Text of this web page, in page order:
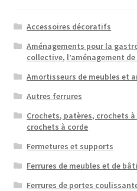
Accessoires décoratifs
Aménagements pour la
collective, l’aménagement
Amortisseurs de meubles et
Autres ferrures
Crochets, patères, crochets
crochets à corde
Fermetures et supports
Ferrures de meubles et de
Ferrures de portes